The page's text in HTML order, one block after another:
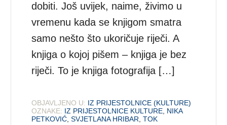
dobiti. Još uvijek, naime, živimo u
vremenu kada se knjigom smatra
samo nešto što ukoričuje riječi. A
knjiga o kojoj pišem – knjiga je bez
riječi. To je knjiga fotografija […]
OBJAVLJENO U: IZ PRIJESTOLNICE (KULTURE)
OZNAKE: IZ PRIJESTOLNICE KULTURE, NIKA
PETKOVIĆ,SVJETLANA HRIBAR,TOK